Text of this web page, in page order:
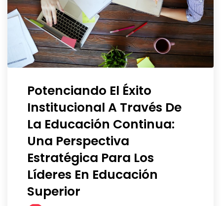
Potenciando El Éxito
Institucional A Través De
La Educación Continua:
Una Perspectiva
Estratégica Para Los
Líderes En Educación
Superior